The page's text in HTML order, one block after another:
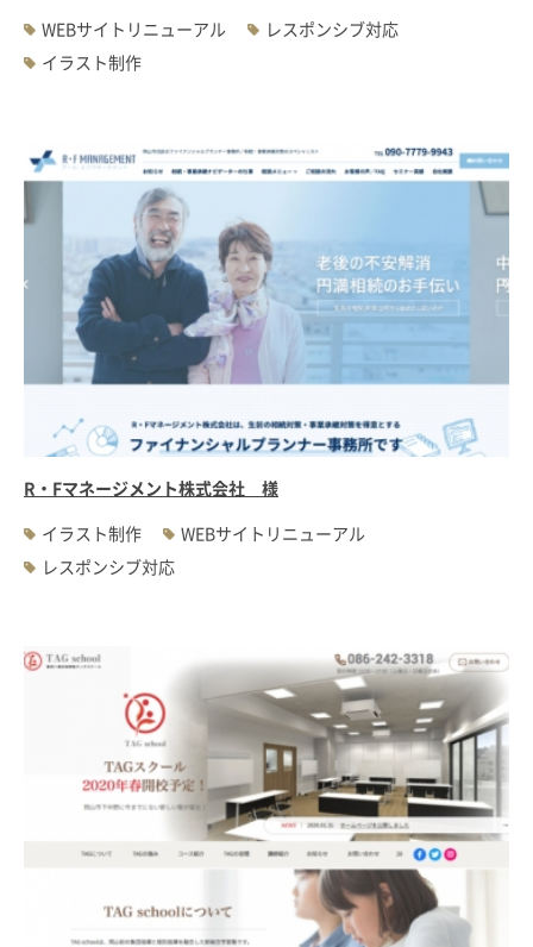
WEBサイトリニューアル
レスポンシブ対応
イラスト制作
R・Fマネージメント株式会社 様
イラスト制作
WEBサイトリニューアル
レスポンシブ対応